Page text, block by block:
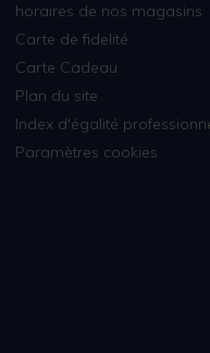
horaires de nos magasins
Carte de fidelité
Carte Cadeau
Plan du site
Index d'égalité
Paramètres cookies